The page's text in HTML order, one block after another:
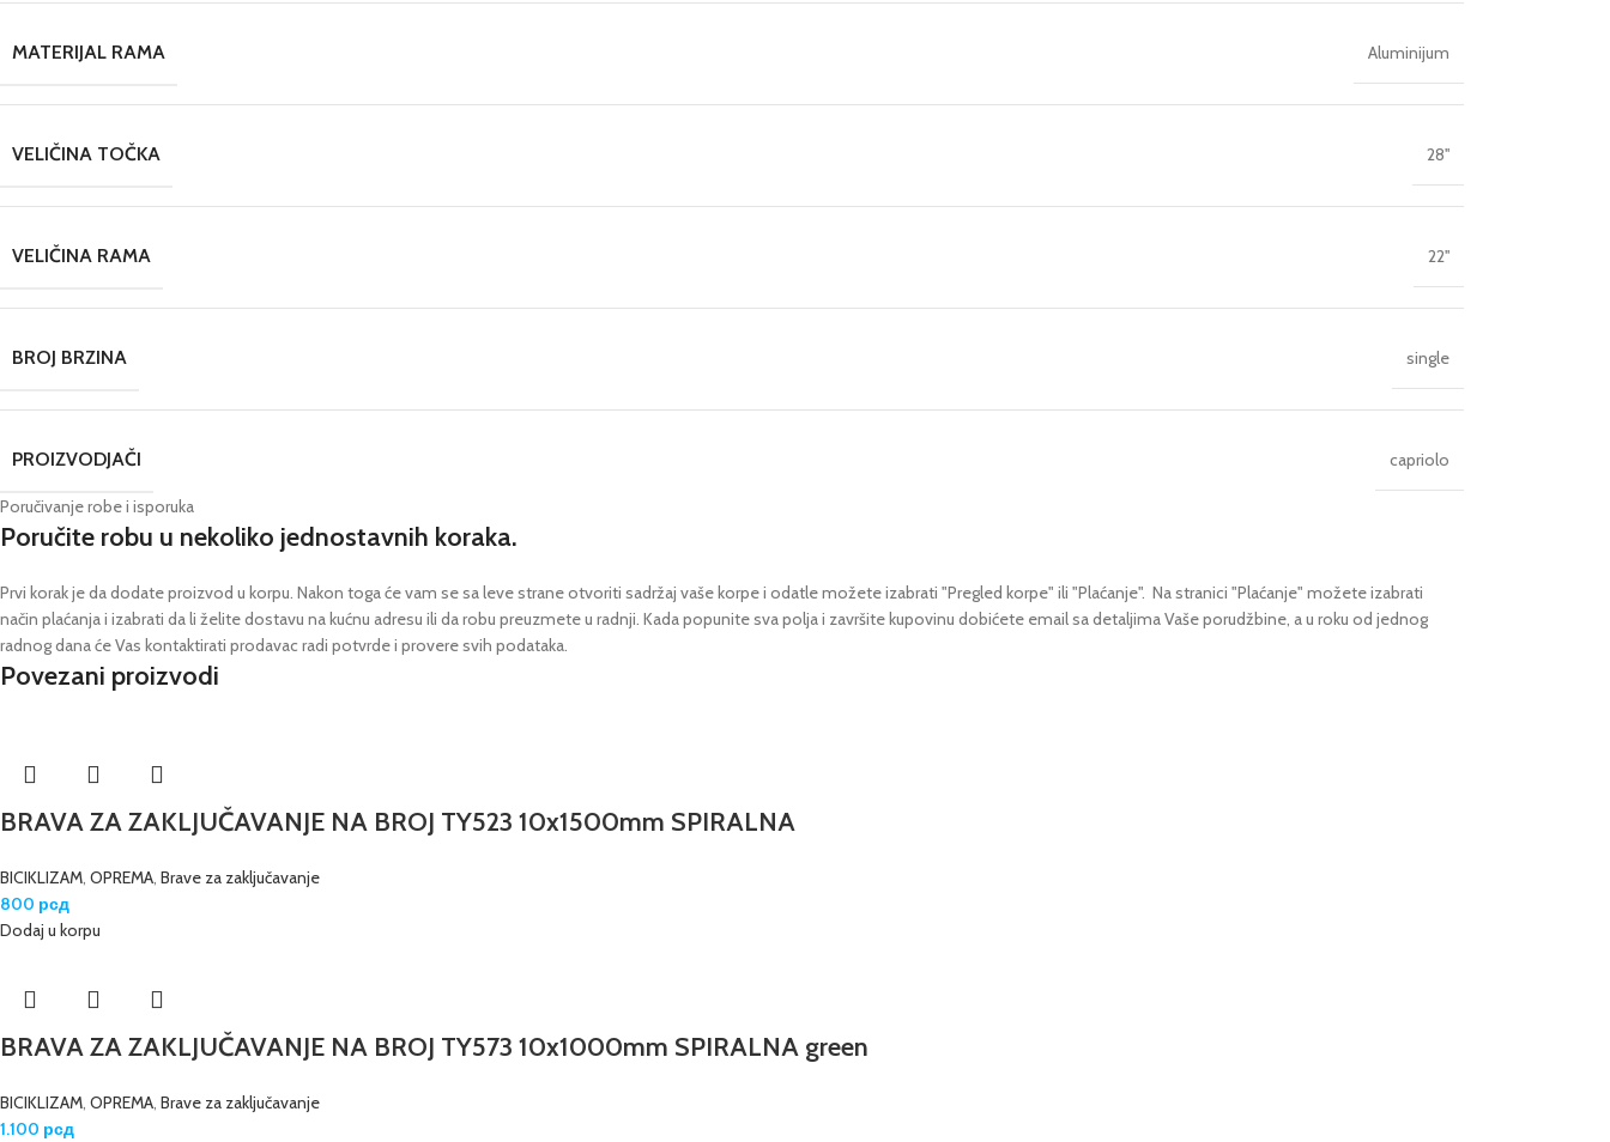
MATERIJAL RAMA Aluminijum
VELIČINA TOČKA 28''
VELIČINA RAMA 22''
BROJ BRZINA single
PROIZVODJAČI capriolo
Poručivanje robe i isporuka
Poručite robu u nekoliko jednostavnih koraka.
Prvi korak je da dodate proizvod u korpu. Nakon toga će vam se sa leve strane otvoriti sadržaj vaše korpe i odatle možete izabrati "Pregled korpe" ili "Plaćanje". Na stranici "Plaćanje" možete izabrati
način plaćanja i izabrati da li želite dostavu na kućnu adresu ili da robu preuzmete u radnji. Kada popunite sva polja i završite kupovinu dobićete email sa detaljima Vaše porudžbine, a u roku od jednog
radnog dana će Vas kontaktirati prodavac radi potvrde i provere svih podataka.
Povezani proizvodi
BRAVA ZA ZAKLJUČAVANJE NA BROJ TY523 10x1500mm SPIRALNA
BICIKLIZAM OPREMA Brave za zaključavanje
800 рсд
Dodaj u korpu
BRAVA ZA ZAKLJUČAVANJE NA BROJ TY573 10x1000mm SPIRALNA green
BICIKLIZAM OPREMA Brave za zaključavanje
1.100 рсд